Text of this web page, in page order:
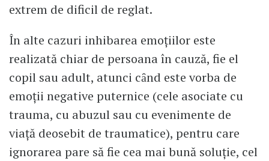
extrem de dificil de reglat.
În alte cazuri inhibarea emoţiilor este
realizată chiar de persoana în cauză, fie el
copil sau adult, atunci cȃnd este vorba de
emoţii negative puternice (cele asociate cu
trauma, cu abuzul sau cu evenimente de
viaţă deosebit de traumatice), pentru care
ignorarea pare să fie cea mai bună soluţie, cel